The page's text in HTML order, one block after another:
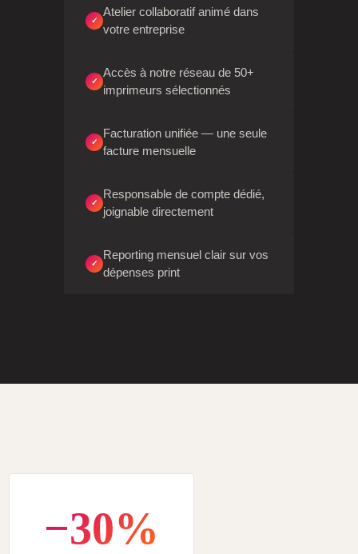
✓
Atelier collaboratif animé dans
votre entreprise
✓
Accès à notre réseau de 50+
imprimeurs sélectionnés
✓
Facturation unifiée — une seule
facture mensuelle
✓
Responsable de compte dédié,
joignable directement
✓
Reporting mensuel clair sur vos
dépenses print
−30%